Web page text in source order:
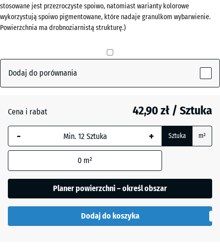
Czerwony
Szary
łupkowy
Zielony
trawiasty
+ 4,20 zł
x
30
mm
niebiesko
obramowany
obliczenia
danych produktu
x
50
x 3
stosowane jest przezroczyste spoiwo, natomiast warianty kolorowe
wykorzystują spoiwo pigmentowane, które nadaje granulkom wybarwienie.
Powierzchnia ma drobnoziarnistą strukturę.)
Dodaj do porównania
Cena i rabat 42,90 zł / Sztuka
- + Sztuka m²
0 m²
Planer powierzchni – określ obszar
Dodaj do koszyka